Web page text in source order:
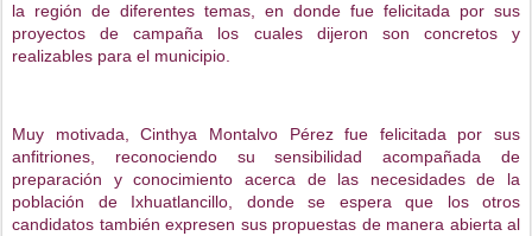
la región de diferentes temas, en donde fue felicitada por sus
proyectos de campaña los cuales dijeron son concretos y
realizables para el municipio.
Muy motivada, Cinthya Montalvo Pérez fue felicitada por sus
anfitriones, reconociendo su sensibilidad acompañada de
preparación y conocimiento acerca de las necesidades de la
población de Ixhuatlancillo, donde se espera que los otros
candidatos también expresen sus propuestas de manera abierta al